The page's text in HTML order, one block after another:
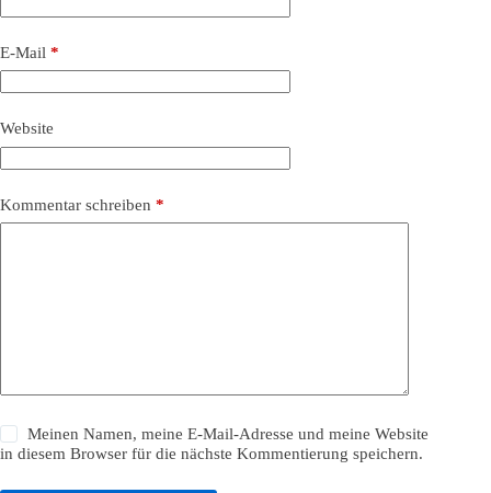
E-Mail *
Website
Kommentar schreiben *
Meinen Namen, meine E-Mail-Adresse und meine Website
in diesem Browser für die nächste Kommentierung speichern.